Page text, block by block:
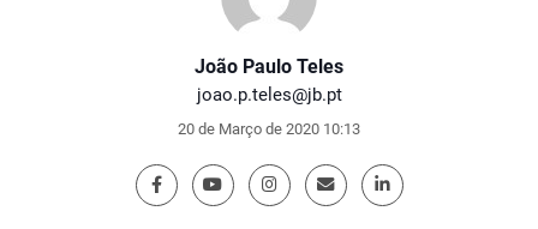
João Paulo Teles
joao.p.teles@jb.pt
20 de Março de 2020 10:13